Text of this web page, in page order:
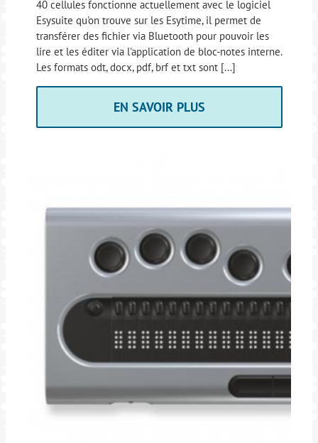
40 cellules fonctionne actuellement avec le logiciel
Esysuite qu'on trouve sur les Esytime, il permet de
transférer des fichier via Bluetooth pour pouvoir les
lire et les éditer via l'application de bloc-notes interne.
Les formats odt, docx, pdf, brf et txt sont [...]
EN SAVOIR PLUS